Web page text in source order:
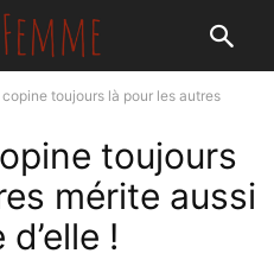
toujours là pour les autres
toujours
mérite aussi
d’elle !